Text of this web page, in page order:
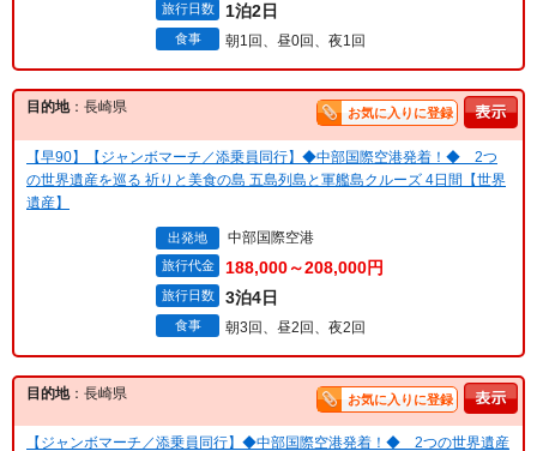
旅行日数 1泊2日
食事 朝1回、昼0回、夜1回
目的地：長崎県 お気に入りに登録
【早90】【ジャンボマーチ／添乗員同行】◆中部国際空港発着！◆ 2つ
の世界遺産を巡る 祈りと美食の島 五島列島と軍艦島クルーズ 4日間【世界
遺産】
出発地 中部国際空港
旅行代金 188,000～208,000円
旅行日数 3泊4日
食事 朝3回、昼2回、夜2回
目的地：長崎県 お気に入りに登録
【ジャンボマーチ／添乗員同行】◆中部国際空港発着！◆ 2つの世界遺産